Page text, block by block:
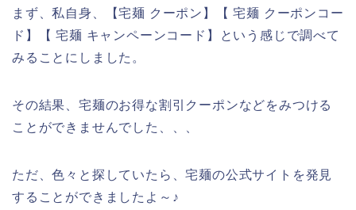
まず、私自身、【宅麺 クーポン】【 宅麺 クーポンコー
ド】【 宅麺 キャンペーンコード】という感じで調べて
みることにしました。
その結果、宅麺のお得な割引クーポンなどをみつける
ことができませんでした、、、
ただ、色々と探していたら、宅麺の公式サイトを発見
することができましたよ～♪